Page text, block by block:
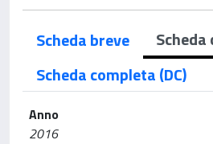
Scheda breve
Scheda completa (DC)
Anno
2016